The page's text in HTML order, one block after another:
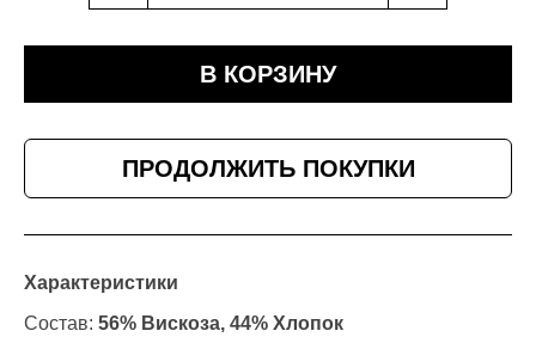
В КОРЗИНУ
ПРОДОЛЖИТЬ ПОКУПКИ
Характеристики
Состав: 56% Вискоза, 44% Хлопок